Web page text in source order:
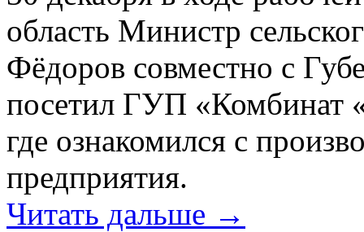
область Министр
Фёдоров совместно с
посетил ГУП «Комбинат
где ознакомился с
предприятия.
Читать дальше →